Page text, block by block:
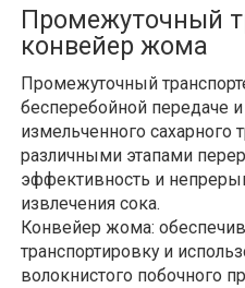
Промежуточный
конвейер жома
Промежуточный
бесперебойной передаче
измельченного сахарного
различными этапами
эффективность и
извлечения сока.
Конвейер жома:
транспортировку и
волокнистого побочного